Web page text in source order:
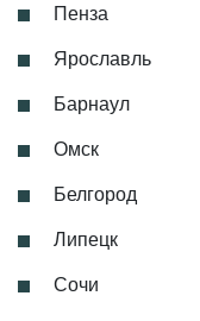
Пенза
Ярославль
Барнаул
Омск
Белгород
Липецк
Сочи